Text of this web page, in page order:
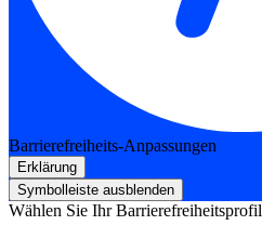
Barrierefreiheits-Anpassungen
Erklärung
Symbolleiste ausblenden
Wählen Sie Ihr Barrierefreiheitsprofil